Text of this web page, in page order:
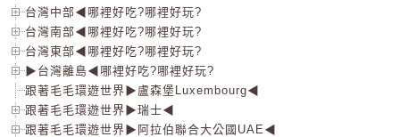
台灣中部◀哪裡好吃?哪裡好玩?
台灣南部◀哪裡好吃?哪裡好玩?
台灣東部◀哪裡好吃?哪裡好玩?
▶台灣離島◀哪裡好吃?哪裡好玩?
跟著毛毛環遊世界▶盧森堡Luxembourg◀
跟著毛毛環遊世界▶瑞士◀
跟著毛毛環遊世界▶阿拉伯聯合大公國UAE◀